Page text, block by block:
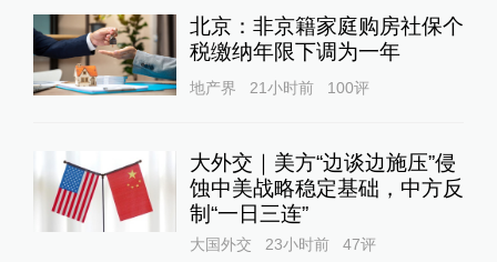
北京：非京籍家庭购房社保个
税缴纳年限下调为一年
地产界 21小时前 100评
大外交｜美方“边谈边施压”侵
蚀中美战略稳定基础，中方反
制“一日三连”
大国外交 23小时前 47评